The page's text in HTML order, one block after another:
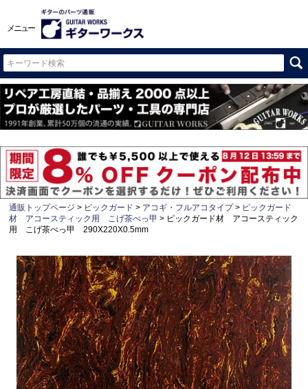
メニュー
通販トップページ ピックガード アコギ・フルアコタイプ
ピックガード
材 アコースティック用 こげ茶べっ甲
ピックガード材 アコースティック
用 こげ茶べっ甲 290X220X0.5mm